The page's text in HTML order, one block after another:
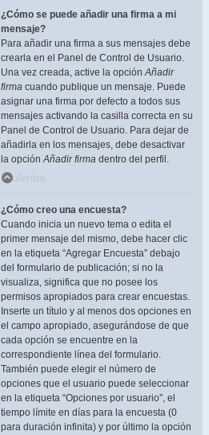
¿Cómo se puede añadir una firma a mi
mensaje?
Para añadir una firma a sus mensajes debe
crearla en el Panel de Control de Usuario.
Una vez creada, active la opciónAñadir
firma cuando publique un mensaje. Puede
asignar una firma por defecto a todos sus
mensajes activando la casilla correcta en su
Panel de Control de Usuario. Para dejar de
añadirla en los mensajes, debe desactivar
la opciónAñadir firma dentro del perfil.
Arriba
¿Cómo creo una encuesta?
Cuando inicia un nuevo tema o edita el
primer mensaje del mismo, debe hacer clic
en la etiqueta “Agregar Encuesta” debajo
del formulario de publicación; si no la
visualiza, significa que no posee los
permisos apropiados para crear encuestas.
Inserte un título y al menos dos opciones en
el campo apropiado, asegurándose de que
cada opción se encuentre en la
correspondiente línea del formulario.
También puede elegir el número de
opciones que el usuario puede seleccionar
en la etiqueta “Opciones por usuario”, el
tiempo límite en días para la encuesta (0
para duración infinita) y por último la opción